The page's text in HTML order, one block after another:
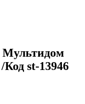
Код st-13946